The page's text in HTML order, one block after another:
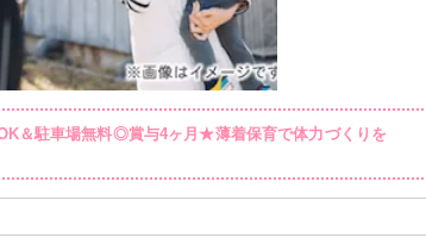
＆駐車場無料◎賞与4ヶ月★薄着保育で体力づくりを